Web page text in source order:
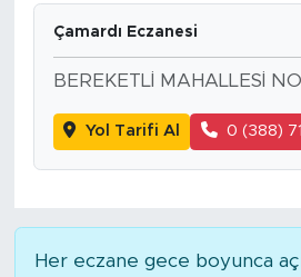
Çamardı Eczanesi
BEREKETLİ MAHALLESİ
Yol Tarifi Al 0 (388)
Her eczane gece boyunca